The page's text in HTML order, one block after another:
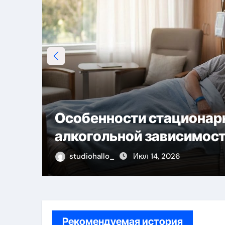
Виды и устройство
бани из сэндвич-труб и
комплектующих
studiohallo_ Июл 13, 2026
Рекомендуемая история